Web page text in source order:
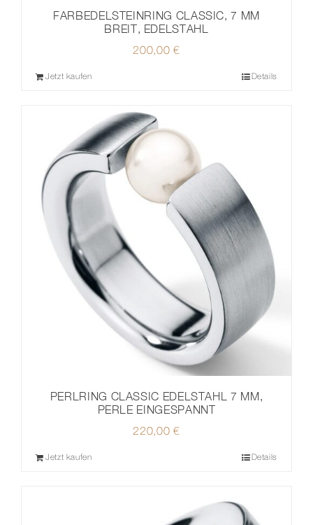
FARBEDELSTEINRING CLASSIC, 7 MM
BREIT, EDELSTAHL
200,00 €
Jetzt kaufen Details
PERLRING CLASSIC EDELSTAHL 7 MM,
PERLE EINGESPANNT
220,00 €
Jetzt kaufen Details